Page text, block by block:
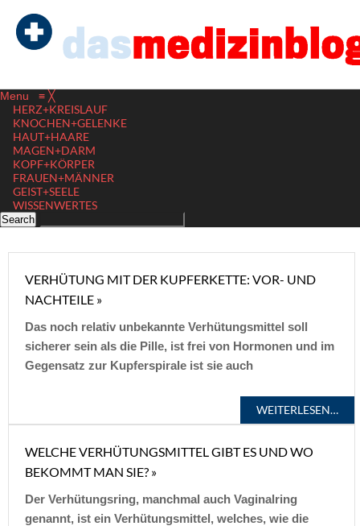
Menu ≡ ╳
HERZ+KREISLAUF
KNOCHEN+GELENKE
HAUT+HAARE
MAGEN+DARM
KOPF+KÖRPER
FRAUEN+MÄNNER
GEIST+SEELE
WISSENWERTES
VERHÜTUNG MIT DER KUPFERKETTE: VOR- UND
NACHTEILE »
Das noch relativ unbekannte Verhütungsmittel soll
sicherer sein als die Pille, ist frei von Hormonen und im
Gegensatz zur Kupferspirale ist sie auch
WEITERLESEN…
WELCHE VERHÜTUNGSMITTEL GIBT ES UND WO
BEKOMMT MAN SIE? »
Der Verhütungsring, manchmal auch Vaginalring
genannt, ist ein Verhütungsmittel, welches, wie die